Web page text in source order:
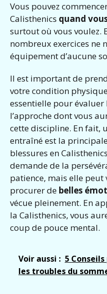
Vous pouvez
Calisthenics quand
surtout où vous voulez.
nombreux exercices ne
équipement d’aucune
Il est important de
votre condition
essentielle pour
l’approche dont vous
cette discipline. En fait,
entraîné est la
blessures en
demande de la
patience, mais elle peut
procurer de belles
vécue pleinement. En
la Calisthenics, vous
coup de pouce mental.
Voir aussi : 5
les troubles du